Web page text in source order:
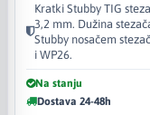
Kratki Stubby TIG
3,2 mm. Dužina
Stubby nosačem
i WP26.
Na stanju
Dostava 24-48h